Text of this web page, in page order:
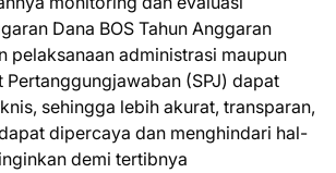
Dana BOS Tahun Anggaran
pelaksanaan administrasi maupun
Pertanggungjawaban (SPJ) dapat
sehingga lebih akurat, transparan,
dipercaya dan menghindari hal-
demi tertibnya